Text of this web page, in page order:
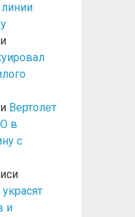
Вертолет
в
с
и